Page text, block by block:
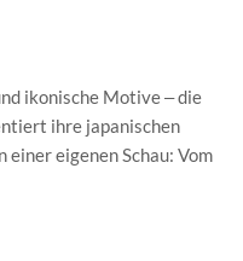
ikonische Motive ‒ die
ihre japanischen
eigenen Schau: Vom